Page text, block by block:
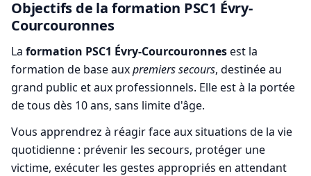
Objectifs de la formation PSC1 Évry-
Courcouronnes
La formation PSC1 Évry-Courcouronnesest la
formation de base auxpremiers secours, destinée au
grand public et aux professionnels. Elle est à la portée
de tous dès 10 ans, sans limite d'âge.
Vous apprendrez à réagir face aux situations de la vie
quotidienne : prévenir les secours, protéger une
victime, exécuter les gestes appropriés en attendant